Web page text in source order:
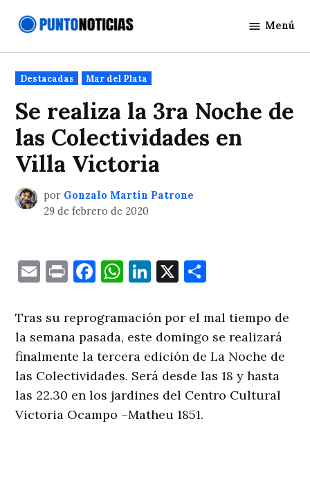
Noticias
Menú
Publicado
en
Destacadas Mar del Plata
Se realiza la 3ra Noche de
las Colectividades en
Villa Victoria
por Gonzalo Martín Patrone
29 de febrero de 2020
EmailPrintFacebook
WhatsApp
LinkedIn
X
Tras su reprogramación por el mal tiempo de
la semana pasada, este domingo se realizará
finalmente la tercera edición de La Noche de
las Colectividades. Será desde las 18 y hasta
las 22.30 en los jardines del Centro Cultural
Victoria Ocampo –Matheu 1851.